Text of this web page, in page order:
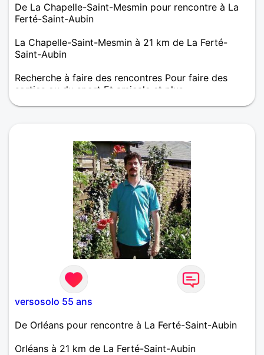
De La Chapelle-Saint-Mesmin pour rencontre à La
Ferté-Saint-Aubin
La Chapelle-Saint-Mesmin à 21 km de La Ferté-
Saint-Aubin
Recherche à faire des rencontres Pour faire des
sorties ou du sport Et amicale et plus
versosolo 55 ans
De Orléans pour rencontre à La Ferté-Saint-Aubin
Orléans à 21 km de La Ferté-Saint-Aubin